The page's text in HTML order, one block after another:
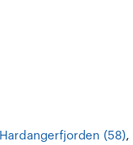
Hardangerfjorden (58),